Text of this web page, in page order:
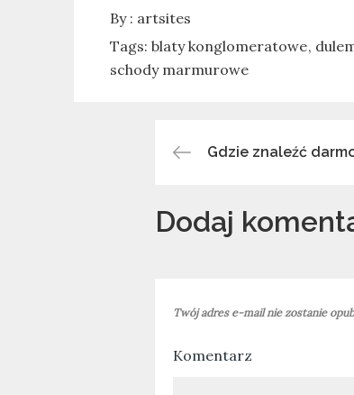
By : artsites
Tags: blaty konglomeratowe
schody marmurowe
wpisu
Gdzie znaleźć
Dodaj
Twój adres e-mail nie zostanie
Komentarz